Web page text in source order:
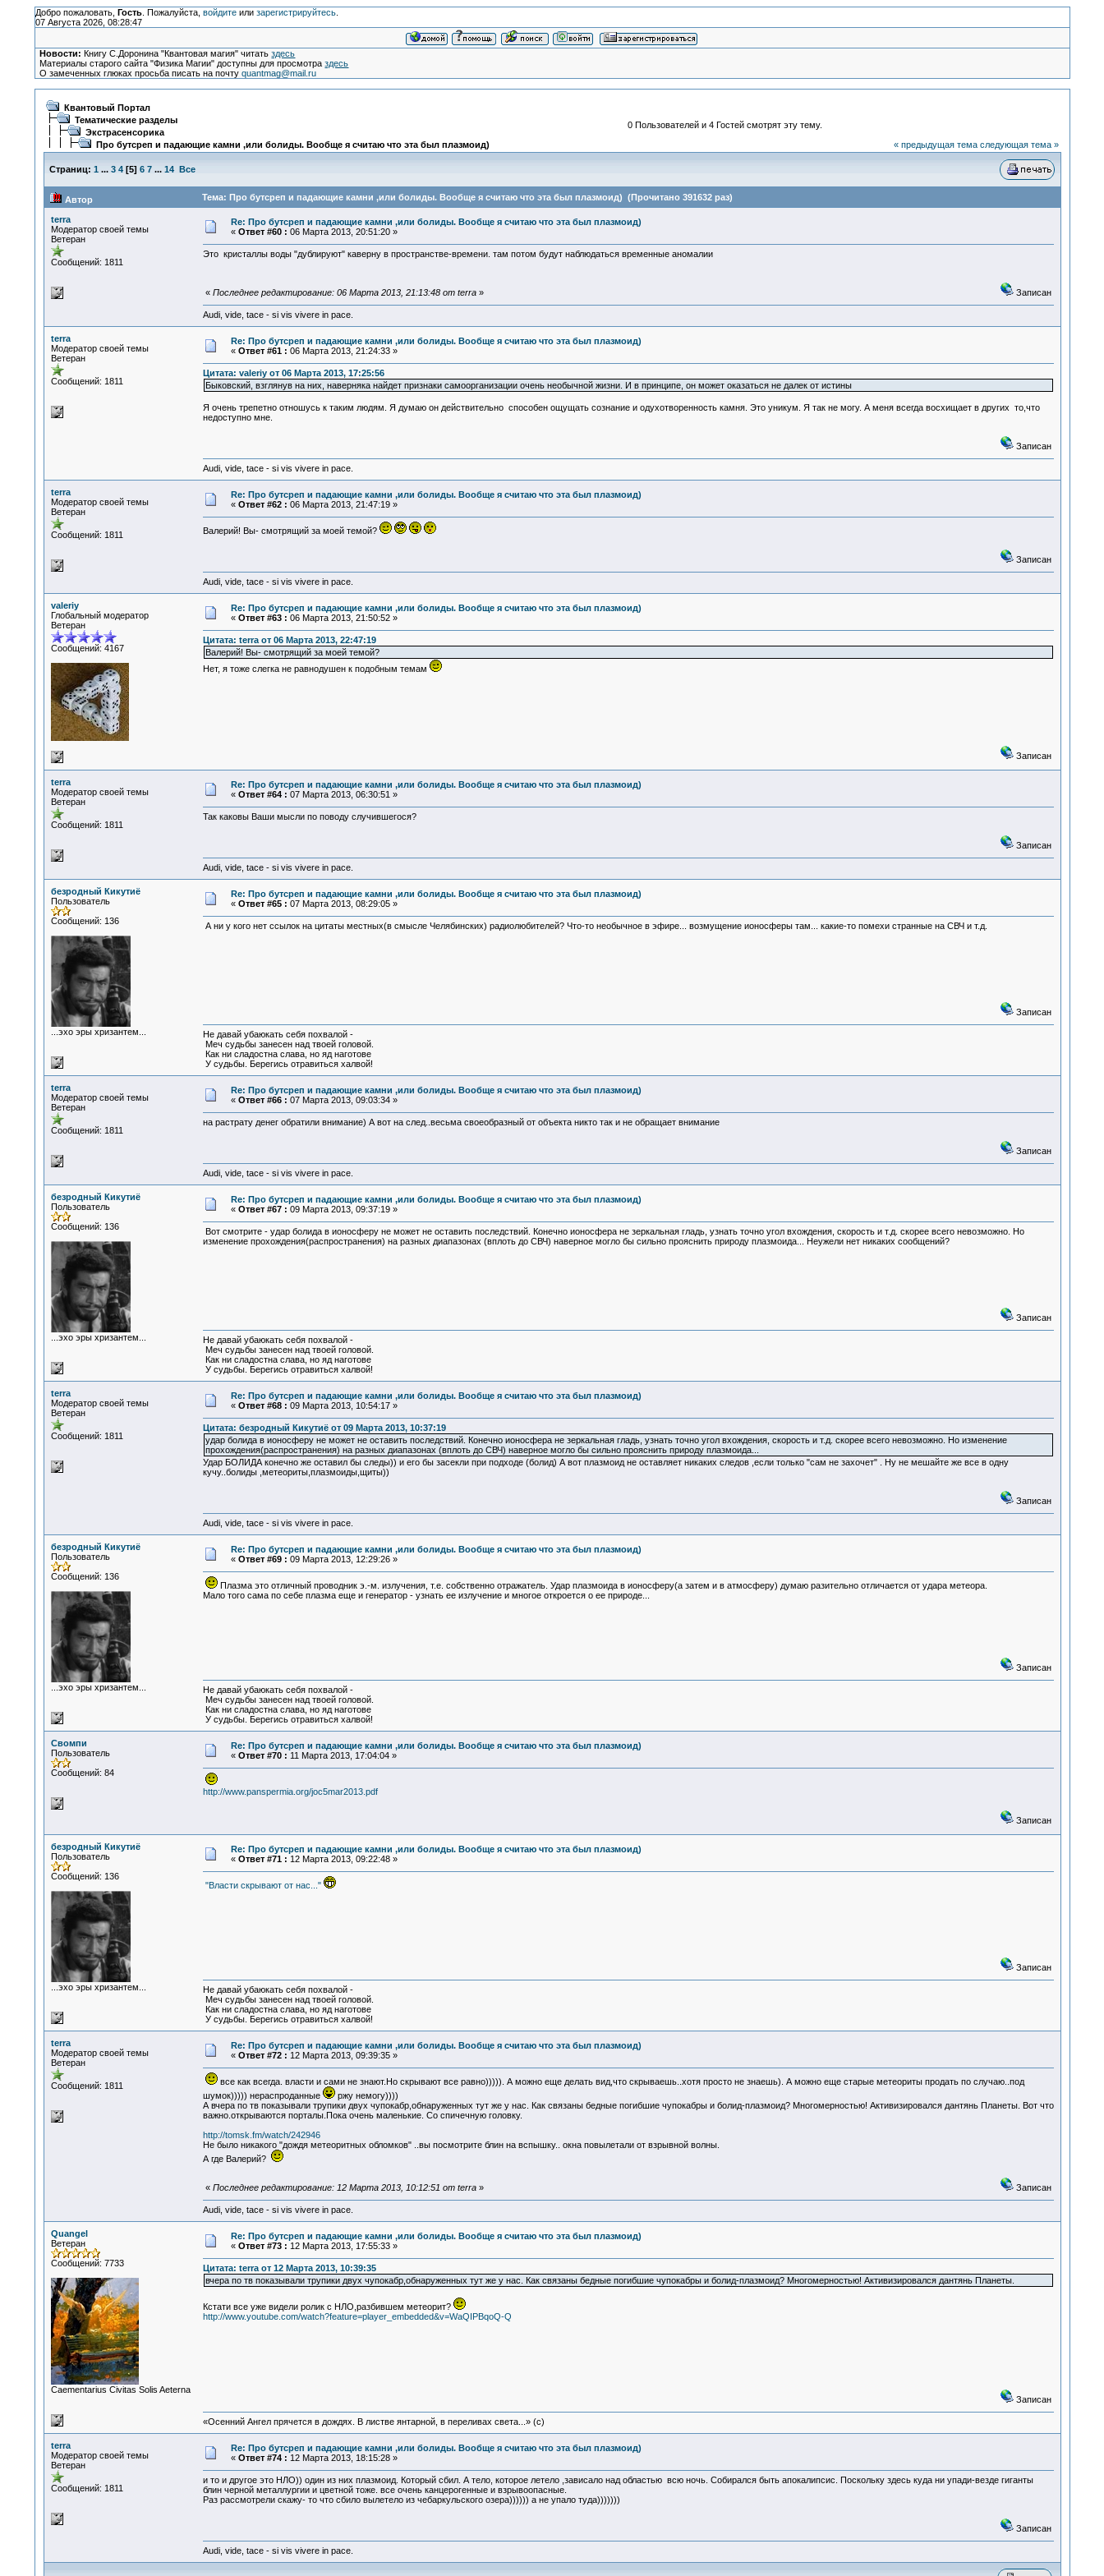
Добро пожаловать, Гость. Пожалуйста, войдитеили зарегистрируйтесь.
07 Августа 2026, 08:28:47
Новости: Книгу С.Доронина "Квантовая магия" читатьздесь
Материалы старого сайта "Физика Магии" доступны для просмотраздесь
О замеченных глюках просьба писать на почтуquantmag@mail.ru
Квантовый Портал
Тематические разделы
Экстрасенсорика
Про бутсреп и падающие камни ,или болиды. Вообще я считаю что эта был плазмоид)
0 Пользователей и 4 Гостей смотрят эту тему.
« предыдущая тема следующая тема »
Страниц: 1 ... 3 4[5] 6 7 ... 14 Все
Автор Тема: Про бутсреп и падающие камни ,или болиды. Вообще я считаю что эта был плазмоид) (Прочитано 391632 раз)
terra
Модератор своей темы
Ветеран
Сообщений: 1811
Re: Про бутсреп и падающие камни ,или болиды. Вообще я считаю что эта был плазмоид)
« Ответ #60 : 06 Марта 2013, 20:51:20 »
Это кристаллы воды "дублируют" каверну в пространстве-времени. там потом будут наблюдаться временные аномалии
« Последнее редактирование: 06 Марта 2013, 21:13:48 от terra» Записан
Audi, vide, tace - si vis vivere in pace.
terra
Модератор своей темы
Ветеран
Сообщений: 1811
Re: Про бутсреп и падающие камни ,или болиды. Вообще я считаю что эта был плазмоид)
« Ответ #61 : 06 Марта 2013, 21:24:33 »
Цитата: valeriy от 06 Марта 2013, 17:25:56
Быковский, взглянув на них, наверняка найдет признаки самоорганизации очень необычной жизни. И в принципе, он может оказаться не далек от истины
Я очень трепетно отношусь к таким людям. Я думаю он действительно способен ощущать сознание и одухотворенность камня. Это уникум. Я так не могу. А меня всегда восхищает в других то,что
недоступно мне.
Записан
Audi, vide, tace - si vis vivere in pace.
terra
Модератор своей темы
Ветеран
Сообщений: 1811
Re: Про бутсреп и падающие камни ,или болиды. Вообще я считаю что эта был плазмоид)
« Ответ #62 : 06 Марта 2013, 21:47:19 »
Валерий! Вы- смотрящий за моей темой?
Записан
Audi, vide, tace - si vis vivere in pace.
valeriy
Глобальный модератор
Ветеран
Сообщений: 4167
Re: Про бутсреп и падающие камни ,или болиды. Вообще я считаю что эта был плазмоид)
« Ответ #63 : 06 Марта 2013, 21:50:52 »
Цитата: terra от 06 Марта 2013, 22:47:19
Валерий! Вы- смотрящий за моей темой?
Нет, я тоже слегка не равнодушен к подобным темам
Записан
terra
Модератор своей темы
Ветеран
Сообщений: 1811
Re: Про бутсреп и падающие камни ,или болиды. Вообще я считаю что эта был плазмоид)
« Ответ #64 : 07 Марта 2013, 06:30:51 »
Так каковы Ваши мысли по поводу случившегося?
Записан
Audi, vide, tace - si vis vivere in pace.
безродный Кикутиё
Пользователь
Сообщений: 136
...эхо эры хризантем...
Re: Про бутсреп и падающие камни ,или болиды. Вообще я считаю что эта был плазмоид)
« Ответ #65 : 07 Марта 2013, 08:29:05 »
А ни у кого нет ссылок на цитаты местных(в смысле Челябинских) радиолюбителей? Что-то необычное в эфире... возмущение ионосферы там... какие-то помехи странные на СВЧ и т.д.
Записан
Не давай убаюкать себя похвалой -
Меч судьбы занесен над твоей головой.
Как ни сладостна слава, но яд наготове
У судьбы. Берегись отравиться халвой!
terra
Модератор своей темы
Ветеран
Сообщений: 1811
Re: Про бутсреп и падающие камни ,или болиды. Вообще я считаю что эта был плазмоид)
« Ответ #66 : 07 Марта 2013, 09:03:34 »
на растрату денег обратили внимание) А вот на след..весьма своеобразный от объекта никто так и не обращает внимание
Записан
Audi, vide, tace - si vis vivere in pace.
безродный Кикутиё
Пользователь
Сообщений: 136
...эхо эры хризантем...
Re: Про бутсреп и падающие камни ,или болиды. Вообще я считаю что эта был плазмоид)
« Ответ #67 : 09 Марта 2013, 09:37:19 »
Вот смотрите - удар болида в ионосферу не может не оставить последствий. Конечно ионосфера не зеркальная гладь, узнать точно угол вхождения, скорость и т.д. скорее всего невозможно. Но
изменение прохождения(распространения) на разных диапазонах (вплоть до СВЧ) наверное могло бы сильно прояснить природу плазмоида... Неужели нет никаких сообщений?
Записан
Не давай убаюкать себя похвалой -
Меч судьбы занесен над твоей головой.
Как ни сладостна слава, но яд наготове
У судьбы. Берегись отравиться халвой!
terra
Модератор своей темы
Ветеран
Сообщений: 1811
Re: Про бутсреп и падающие камни ,или болиды. Вообще я считаю что эта был плазмоид)
« Ответ #68 : 09 Марта 2013, 10:54:17 »
Цитата: безродный Кикутиё от 09 Марта 2013, 10:37:19
удар болида в ионосферу не может не оставить последствий. Конечно ионосфера не зеркальная гладь, узнать точно угол вхождения, скорость и т.д. скорее всего невозможно. Но изменение
прохождения(распространения) на разных диапазонах (вплоть до СВЧ) наверное могло бы сильно прояснить природу плазмоида...
Удар БОЛИДА конечно же оставил бы следы)) и его бы засекли при подходе (болид) А вот плазмоид не оставляет никаких следов ,если только "сам не захочет" . Ну не мешайте же все в одну
кучу..болиды ,метеориты,плазмоиды,щиты))
Записан
Audi, vide, tace - si vis vivere in pace.
безродный Кикутиё
Пользователь
Сообщений: 136
...эхо эры хризантем...
Re: Про бутсреп и падающие камни ,или болиды. Вообще я считаю что эта был плазмоид)
« Ответ #69 : 09 Марта 2013, 12:29:26 »
Плазма это отличный проводник э.-м. излучения, т.е. собственно отражатель. Удар плазмоида в ионосферу(а затем и в атмосферу) думаю разительно отличается от удара метеора.
Мало того сама по себе плазма еще и генератор - узнать ее излучение и многое откроется о ее природе...
Записан
Не давай убаюкать себя похвалой -
Меч судьбы занесен над твоей головой.
Как ни сладостна слава, но яд наготове
У судьбы. Берегись отравиться халвой!
Свомпи
Пользователь
Сообщений: 84
Re: Про бутсреп и падающие камни ,или болиды. Вообще я считаю что эта был плазмоид)
« Ответ #70 : 11 Марта 2013, 17:04:04 »
http://www.panspermia.org/joc5mar2013.pdf
Записан
безродный Кикутиё
Пользователь
Сообщений: 136
...эхо эры хризантем...
Re: Про бутсреп и падающие камни ,или болиды. Вообще я считаю что эта был плазмоид)
« Ответ #71 : 12 Марта 2013, 09:22:48 »
"Власти скрывают от нас..."
Записан
Не давай убаюкать себя похвалой -
Меч судьбы занесен над твоей головой.
Как ни сладостна слава, но яд наготове
У судьбы. Берегись отравиться халвой!
terra
Модератор своей темы
Ветеран
Сообщений: 1811
Re: Про бутсреп и падающие камни ,или болиды. Вообще я считаю что эта был плазмоид)
« Ответ #72 : 12 Марта 2013, 09:39:35 »
все как всегда. власти и сами не знают.Но скрывают все равно))))). А можно еще делать вид,что скрываешь..хотя просто не знаешь). А можно еще старые метеориты продать по случаю..под
шумок))))) нераспроданные
ржу немогу))))
А вчера по тв показывали трупики двух чупокабр,обнаруженных тут же у нас. Как связаны бедные погибшие чупокабры и болид-плазмоид? Многомерностью! Активизировался дантянь Планеты. Вот что
важно.открываются порталы.Пока очень маленькие. Со спичечную головку.
http://tomsk.fm/watch/242946
Не было никакого "дождя метеоритных обломков" ..вы посмотрите блин на вспышку.. окна повылетали от взрывной волны.
А где Валерий?
« Последнее редактирование: 12 Марта 2013, 10:12:51 от terra» Записан
Audi, vide, tace - si vis vivere in pace.
Quangel
Ветеран
Сообщений: 7733
Сaementarius Civitas Solis Aeterna
Re: Про бутсреп и падающие камни ,или болиды. Вообще я считаю что эта был плазмоид)
« Ответ #73 : 12 Марта 2013, 17:55:33 »
Цитата: terra от 12 Марта 2013, 10:39:35
вчера по тв показывали трупики двух чупокабр,обнаруженных тут же у нас. Как связаны бедные погибшие чупокабры и болид-плазмоид? Многомерностью! Активизировался дантянь Планеты.
Кстати все уже видели ролик с НЛО,разбившем метеорит?
http://www.youtube.com/watch?feature=player_embedded&v=WaQIPBqoQ-Q
Записан
«Осенний Ангел прячется в дождях. В листве янтарной, в переливах света...» (c)
terra
Модератор своей темы
Ветеран
Сообщений: 1811
Re: Про бутсреп и падающие камни ,или болиды. Вообще я считаю что эта был плазмоид)
« Ответ #74 : 12 Марта 2013, 18:15:28 »
и то и другое это НЛО)) один из них плазмоид. Который сбил. А тело, которое летело ,зависало над областью всю ночь. Собирался быть апокалипсис. Поскольку здесь куда ни упади-везде гиганты
блин черной металлургии и цветной тоже. все очень канцерогенные и взрывоопасные.
Раз рассмотрели скажу- то что сбило вылетело из чебаркульского озера)))))) а не упало туда)))))))
Записан
Audi, vide, tace - si vis vivere in pace.